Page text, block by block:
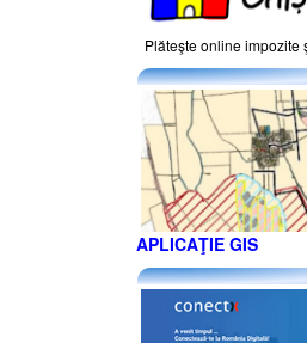
Plăteşte online impozite
APLICAŢIE GIS